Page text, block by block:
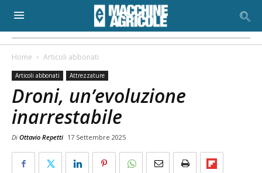
Home Articoli abbonati
Articoli abbonati Attrezzature
Droni, un’evoluzione
inarrestabile
Di Ottavio Repetti 17 Settembre 2025